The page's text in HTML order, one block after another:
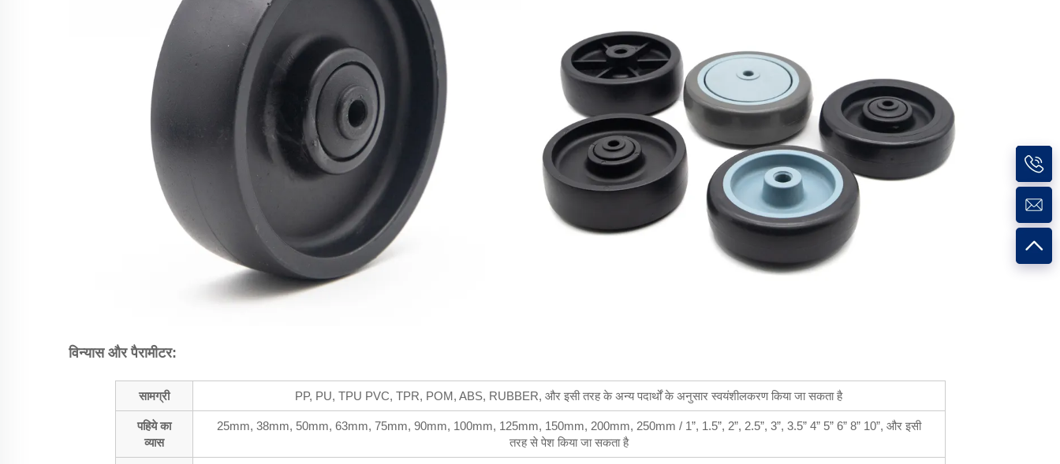
विन्यास और पैरामीटर:
सामग्री PP, PU, TPU PVC, TPR, POM, ABS, RUBBER, और इसी तरह के अन्य पदार्थों के अनुसार स्वयंशीलकरण किया जा सकता है
पहिये का
व्यास
25mm, 38mm, 50mm, 63mm, 75mm, 90mm, 100mm, 125mm, 150mm, 200mm, 250mm / 1”, 1.5”, 2”, 2.5”, 3”, 3.5” 4” 5” 6” 8” 10”, और इसी
तरह से पेश किया जा सकता है